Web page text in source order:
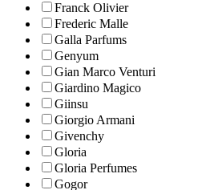
Franck Olivier
Frederic Malle
Galla Parfums
Genyum
Gian Marco Venturi
Giardino Magico
Giinsu
Giorgio Armani
Givenchy
Gloria
Gloria Perfumes
Gogor